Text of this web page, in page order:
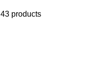
43 products